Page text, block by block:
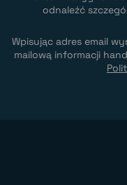
odnaleźć
Wpisując adres email
mailową informacji